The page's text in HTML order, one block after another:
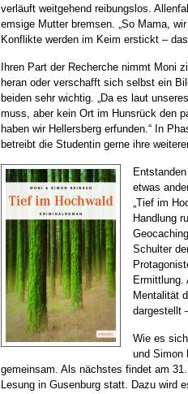
verläuft weitgehend reibungslos.
emsige Mutter bremsen. „So Mama,
Konflikte werden im Keim erstickt –
Ihren Part der Recherche nimmt Moni
heran oder verschafft sich selbst ein
beiden sehr wichtig. „Da es laut
muss, aber kein Ort im Hunsrück den
haben wir Hellersberg erfunden.“ In
betreibt die Studentin gerne ihre
etwas
„Tief im
Handlung
Schulter
Ermittlung.
Mentalität
dargestellt
Wie es
und Simon
gemeinsam. Als nächstes findet am
Lesung in Gusenburg statt. Dazu wird